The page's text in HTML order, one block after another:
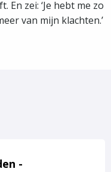
En zei: ‘Je hebt me zo
van mijn klachten.’
-